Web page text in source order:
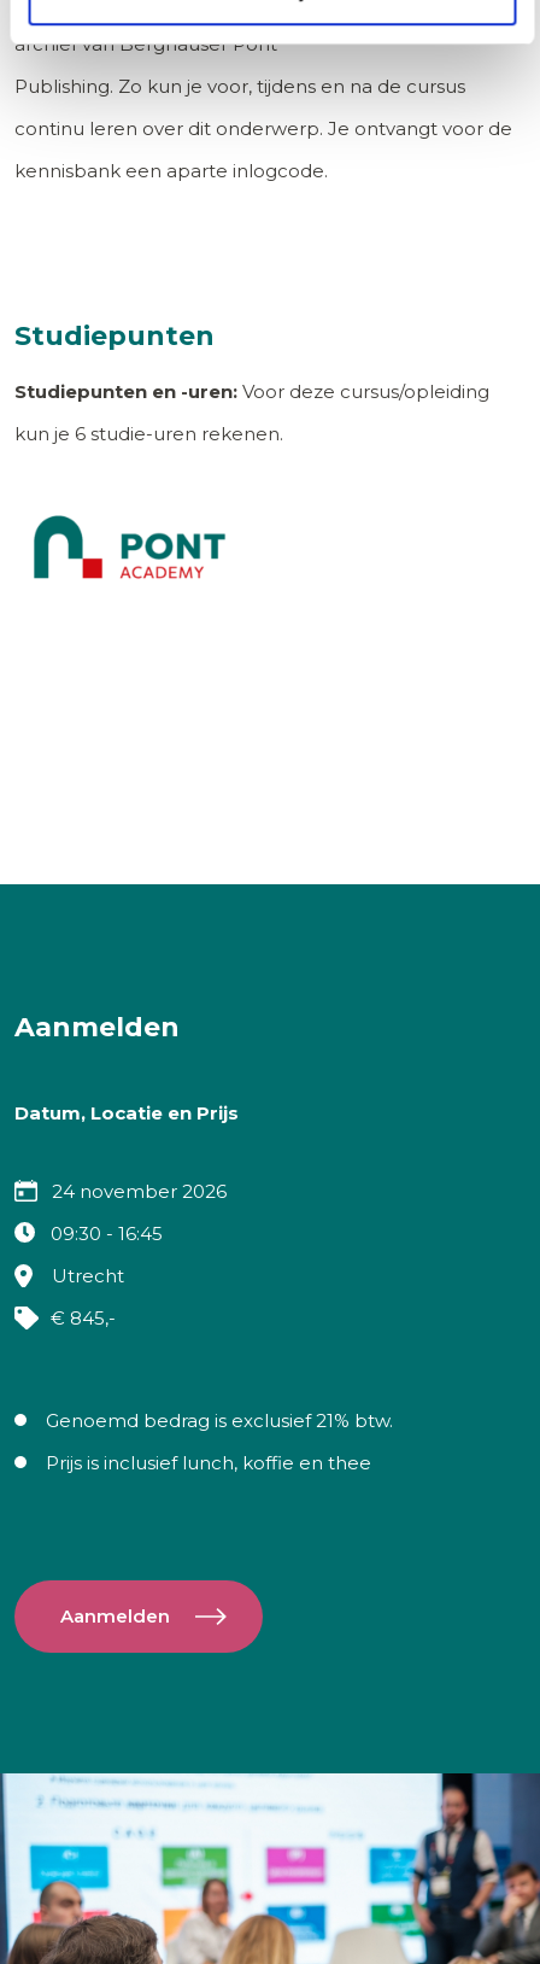
archief van Berghauser Pont
Publishing. Zo kun je voor, tijdens en na de cursus
continu leren over dit onderwerp. Je ontvangt voor de
kennisbank een aparte inlogcode.
Studiepunten
Studiepunten en -uren: Voor deze cursus/opleiding
kun je 6 studie-uren rekenen.
Aanmelden
Datum, Locatie en Prijs
24 november 2026
09:30 - 16:45
Utrecht
€ 845,-
Genoemd bedrag is exclusief 21% btw.
Prijs is inclusief lunch, koffie en thee
Aanmelden